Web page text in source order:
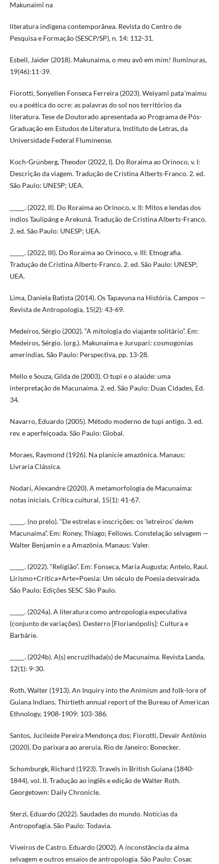
Makunaimî na
literatura indígena contemporânea. Revista do Centro de
Pesquisa e Formação (SESCP/SP), n. 14: 112-31.
Esbell, Jaider (2018). Makunaima, o meu avô em mim! Iluminuras,
19(46):11-39.
Fiorotti, Sonyellen Fonseca Ferreira (2023). Weiyamî pata´maimu
ou a poética do ocre: as palavras do sol nos territórios da
literatura. Tese de Doutorado apresentada ao Programa de Pós-
Graduação em Estudos de Literatura, Instituto de Letras, da
Universidade Federal Fluminense.
Koch-Grünberg, Theodor (2022, I). Do Roraima ao Orinoco, v. I:
Descrição da viagem. Tradução de Cristina Alberts-Franco. 2. ed.
São Paulo: UNESP; UEA.
_____. (2022, II). Do Roraima ao Orinoco, v. II: Mitos e lendas dos
índios Taulipáng e Arekuná. Tradução de Cristina Alberts-Franco.
2. ed. São Paulo: UNESP; UEA.
_____. (2022, III). Do Roraima ao Orinoco, v. III: Etnografia.
Tradução de Cristina Alberts-Franco. 2. ed. São Paulo: UNESP;
UEA.
Lima, Daniela Batista (2014). Os Tapayuna na História. Campos —
Revista de Antropologia, 15(2): 43-69.
Medeiros, Sérgio (2002). “A mitologia do viajante solitário”. Em:
Medeiros, Sérgio. (org.). Makunaíma e Jurupari: cosmogonias
ameríndias. São Paulo: Perspectiva, pp. 13-28.
Mello e Souza, Gilda de (2003). O tupi e o alaúde: uma
interpretação de Macunaíma. 2. ed. São Paulo: Duas Cidades, Ed.
34.
Navarro, Eduardo (2005). Método moderno de tupi antigo. 3. ed.
rev. e aperfeiçoada. São Paulo: Global.
Moraes, Raymond (1926). Na planície amazônica. Manaus:
Livraria Clássica.
Nodari, Alexandre (2020). A metamorfologia de Macunaíma:
notas iniciais. Crítica cultural, 15(1): 41-67.
_____. (no prelo). “De estrelas e inscrições: os ‘letreiros’ de/em
Macunaíma”. Em: Roney, Thiago; Fellows. Constelação selvagem —
Walter Benjamin e a Amazônia. Manaus: Valer.
_____. (2022). “Religião”. Em: Fonseca, Maria Augusta; Antelo, Raul.
Lirismo+Crítica+Arte=Poesia: Um século de Poesia desvairada.
São Paulo: Edições SESC São Paulo.
_____. (2024a). A literatura como antropologia especulativa
(conjunto de variações). Desterro [Florianópolis]: Cultura e
Barbárie.
_____. (2024b). A(s) encruzilhada(s) de Macunaíma. Revista Landa,
12(1): 9-30.
Roth, Walter (1913). An Inquiry into the Animism and folk-lore of
Guiana Indians. Thirtieth annual report of the Bureau of American
Ethnology, 1908-1909: 103-386.
Santos, Jucileide Pereira Mendonça dos; Fiorotti, Devair Antônio
(2020). Do parixara ao areruia. Rio de Janeiro: Bonecker.
Schomburgk, Richard (1923). Travels in British Guiana (1840-
1844), vol. II. Tradução ao inglês e edição de Walter Roth.
Georgetown: Daily Chronicle.
Sterzi, Eduardo (2022). Saudades do mundo. Notícias da
Antropofagia. São Paulo: Todavia.
Viveiros de Castro, Eduardo (2002). A inconstância da alma
selvagem e outros ensaios de antropologia. São Paulo: Cosac